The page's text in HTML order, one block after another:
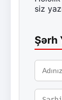
siz
Şərh